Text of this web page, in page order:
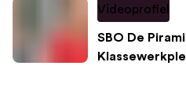
Videoprofiel
SBO De